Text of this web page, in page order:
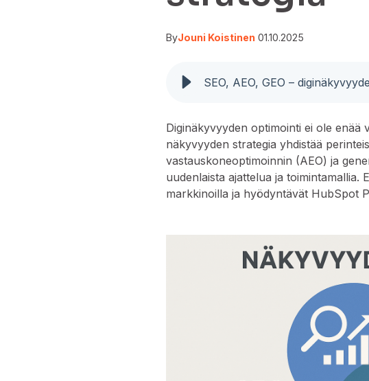
ByJouni Koistinen 01.10.2025
SEO, AEO, GEO –
Diginäkyvyyden optimointi ei ole enää
näkyvyyden strategia yhdistää
vastauskoneoptimoinnin (AEO) ja
uudenlaista ajattelua ja toimintamallia.
markkinoilla ja hyödyntävät HubSpot